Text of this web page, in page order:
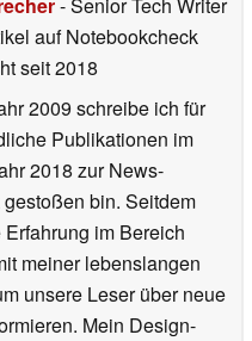
- Senior Tech Writer
auf Notebookcheck
seit 2018
2009 schreibe ich für
Publikationen im
2018 zur News-
bin. Seitdem
im Bereich
meiner lebenslangen
unsere Leser über neue
Mein Design-